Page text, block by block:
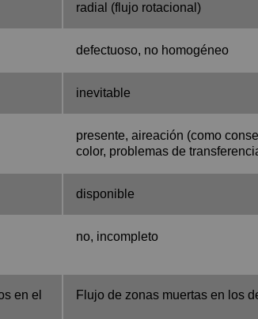
radial (flujo rotacional)
defectuoso, no homogéneo
inevitable
presente, aireación (como
color, problemas de
disponible
no, incompleto
en el
Flujo de zonas muertas en los